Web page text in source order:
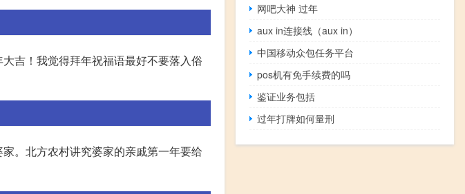
吉！我觉得拜年祝福语最好不要落入俗
。北方农村讲究婆家的亲戚第一年要给
网吧大神 过年
aux in连接线（aux in）
中国移动众包任务平台
pos机有免手续费的吗
鉴证业务包括
过年打牌如何量刑